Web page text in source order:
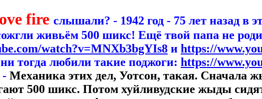
fire слышали? - 1942 год - 75 лет назад в
живьём 500 шикс! Ещё твой папа не
watch?v=MNXb3bgYIs8 и https://
тогда любили такие поджоги: https://
- Механика этих дел, Уотсон, такая. Сначала
500 шикс. Потом хуйливудские жыды